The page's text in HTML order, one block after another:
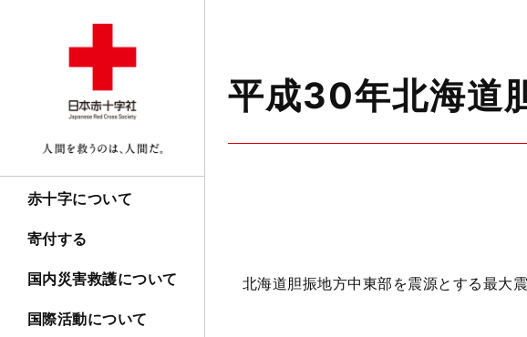
赤十字について
寄付する
国内災害救護について
国際活動について
平成30年北海道
北海道胆振地方中東部を震源とする最大